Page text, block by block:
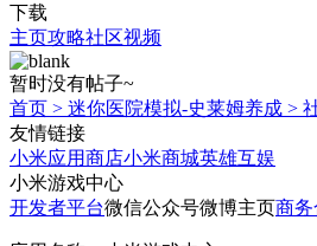
下载
主页攻略社区视频
暂时没有帖子~
首页 > 迷你医院模拟-史莱姆养成 >
友情链接
小米应用商店小米商城英雄互娱
小米游戏中心
开发者平台微信公众号微博主页商